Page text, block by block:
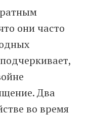
они часто
Два
во время